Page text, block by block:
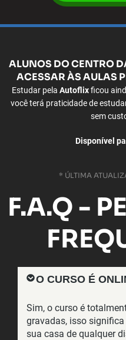
ALUNOSDO CENTRO
ACESSAR ÀSAULAS
Estudar pela Autoflixficou
você terá praticidade de
sem
Disponível
* ÚLTIMA
F.A.Q -
O CURSO É
Sim, o curso é
gravadas, isso
sua casa de qualquer